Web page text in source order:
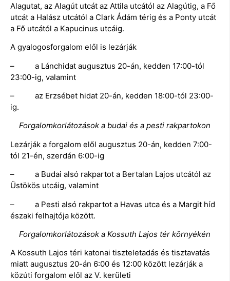
Alagutat, az Alagút utcát az Attila utcától az Alagútig, a Fő
utcát a Halász utcától a Clark Ádám térig és a Ponty utcát
a Fő utcától a Kapucinus utcáig.
A gyalogosforgalom elől is lezárják
– a Lánchidat augusztus 20-án, kedden 17:00-tól
23:00-ig, valamint
– az Erzsébet hidat 20-án, kedden 18:00-tól 23:00-
ig.
Forgalomkorlátozások a budai és a pesti rakpartokon
Lezárják a forgalom elől augusztus 20-án, kedden 7:00-
tól 21-én, szerdán 6:00-ig
– a Budai alsó rakpartot a Bertalan Lajos utcától az
Üstökös utcáig, valamint
– a Pesti alsó rakpartot a Havas utca és a Margit híd
északi felhajtója között.
Forgalomkorlátozások a Kossuth Lajos tér környékén
A Kossuth Lajos téri katonai tiszteletadás és tisztavatás
miatt augusztus 20-án 6:00 és 12:00 között lezárják a
közúti forgalom elől az V. kerületi